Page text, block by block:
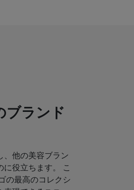
ブランド
、他の美容ブラン
役立ちます。 こ
の最高のコレクシ